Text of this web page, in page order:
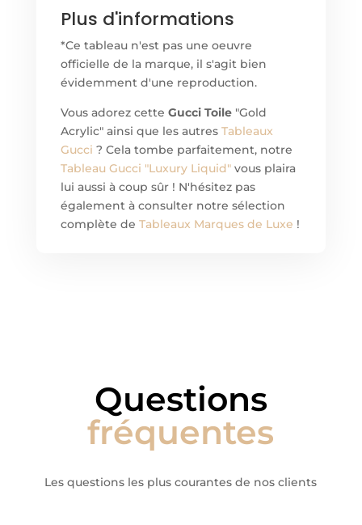
Plus d'informations
*Ce tableau n'est pas une oeuvre
officielle de la marque, il s'agit bien
évidemment d'une reproduction.
Vous adorez cette Gucci Toile"Gold
Acrylic" ainsi que les autres Tableaux
Gucci ? Cela tombe parfaitement, notre
Tableau Gucci "Luxury Liquid"vous plaira
lui aussi à coup sûr ! N'hésitez pas
également à consulter notre sélection
complète de Tableaux Marques de Luxe !
Questions
fréquentes
Les questions les plus courantes de nos clients